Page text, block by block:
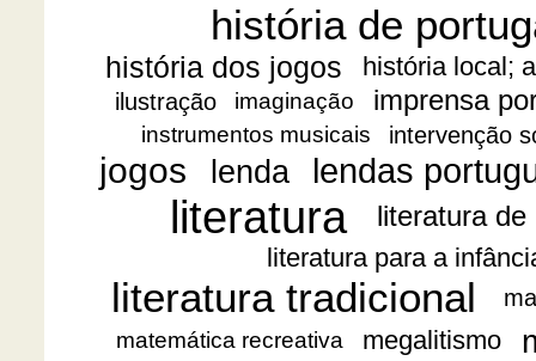
história de
história dos jogos história local;
ilustração imaginação imprensa
instrumentos musicais intervenção
jogos lenda lendas
literatura literatura
literatura para a
literatura tradicional
matemática recreativa megalitismo